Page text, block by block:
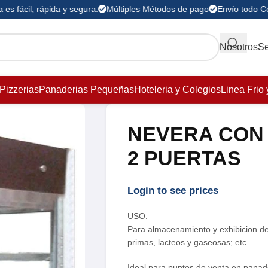
fácil, rápida y segura. Múltiples Métodos de pago Envío todo
Nosotros
PizzeriasPanaderias PequeñasHoteleria y ColegiosLinea Frio
NEVERA
2 PUERTAS
Login to see prices
USO:
Para almacenamiento y exhibicion
primas, lacteos y gaseosas; etc.